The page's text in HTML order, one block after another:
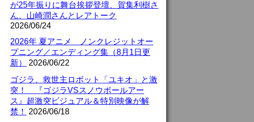
が25年振りに舞台挨拶登壇、賀集利樹さ
ん、山崎潤さんとレアトーク
2026/06/24
2026年 夏アニメ ノンクレジットオー
プニング／エンディング集（8月1日更
新）
2026/06/22
ゴジラ、救世主ロボット「ユキオ」と激
突！ 『ゴジラVSスノウボールアー
ス』超激突ビジュアル＆特別映像が解
禁！
2026/06/18